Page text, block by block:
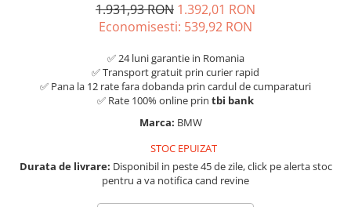
1.931,93 RON 1.392,01 RON
Economisesti: 539,92 RON
✅ 24 luni garantie in Romania
✅ Transport gratuit prin curier rapid
✅ Pana la 12 rate fara dobanda prin cardul de cumparaturi
✅ Rate 100% online prin tbi bank
Marca: BMW
STOC EPUIZAT
Durata de livrare: Disponibil in peste 45 de zile, click pe alerta stoc
pentru a va notifica cand revine